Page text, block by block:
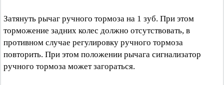
Затянуть рычаг ручного тормоза на 1 зуб. При этом
торможение задних колес должно отсутствовать, в
противном случае регулировку ручного тормоза
повторить. При этом положении рычага сигнализатор
ручного тормоза может загораться.